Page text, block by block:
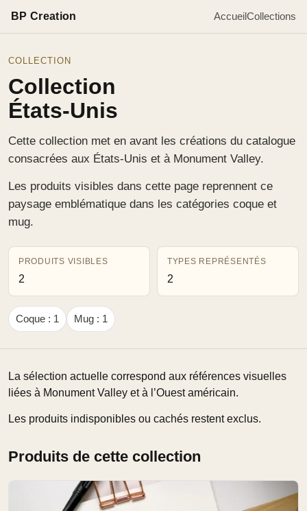
BP Creation AccueilCollections
COLLECTION
Collection
États-Unis
Cette collection met en avant les créations du catalogue
consacrées aux États-Unis et à Monument Valley.
Les produits visibles dans cette page reprennent ce
paysage emblématique dans les catégories coque et
mug.
PRODUITS VISIBLES
2
TYPES REPRÉSENTÉS
2
Coque : 1 Mug : 1
La sélection actuelle correspond aux références visuelles
liées à Monument Valley et à l’Ouest américain.
Les produits indisponibles ou cachés restent exclus.
Produits de cette collection